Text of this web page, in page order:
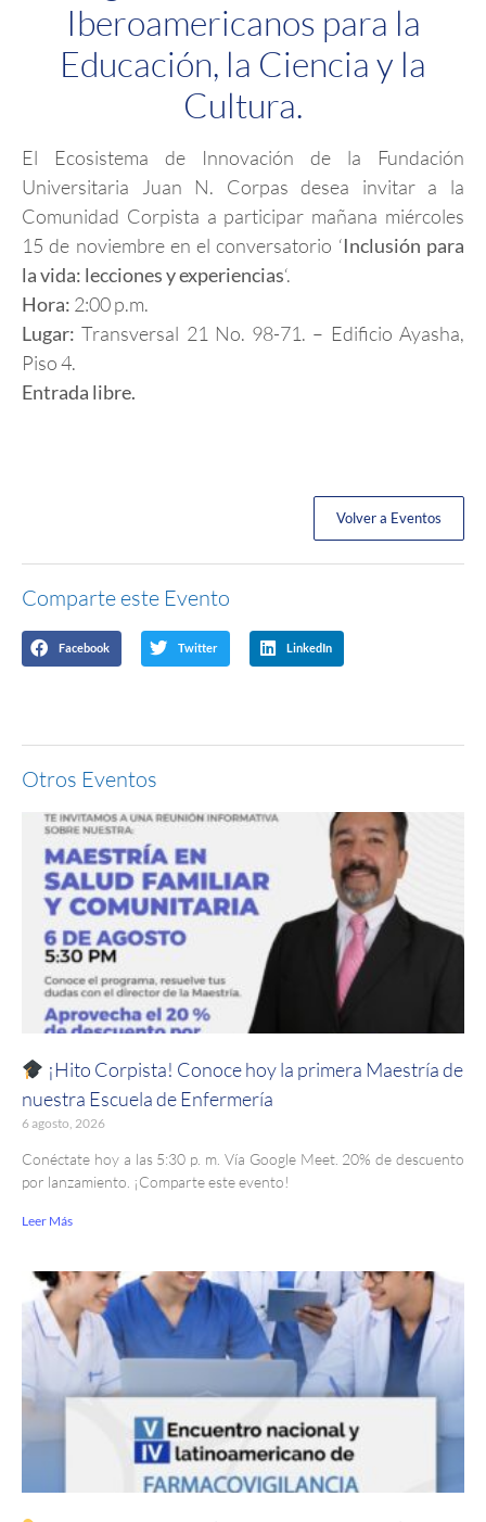
Iberoamericanos para la
Educación, la Ciencia y la
Cultura.
El Ecosistema de Innovación de la Fundación
Universitaria Juan N. Corpas desea invitar a la
Comunidad Corpista a participar mañana miércoles
15 de noviembre en el conversatorio ‘Inclusión para
la vida: lecciones y experiencias‘.
Hora: 2:00 p.m.
Lugar:Transversal 21 No. 98-71. – Edificio Ayasha,
Piso 4.
Entrada libre.
Volver a Eventos
Comparte este Evento
Facebook Twitter LinkedIn
Otros Eventos
¡Hito Corpista! Conoce hoy la primera Maestría de
nuestra Escuela de Enfermería
6 agosto, 2026
Conéctate hoy a las 5:30 p. m. Vía Google Meet. 20% de descuento
por lanzamiento. ¡Comparte este evento!
Leer Más